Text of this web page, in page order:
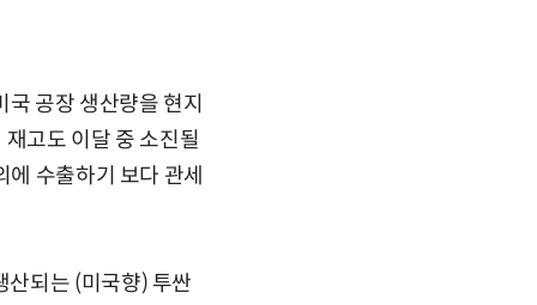
공장 생산량을 현지
고도 이달 중 소진될
수출하기 보다 관세
산되는 (미국향) 투싼